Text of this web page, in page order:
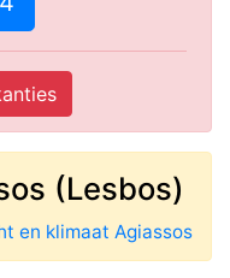
(Lesbos)
en klimaat Agiassos